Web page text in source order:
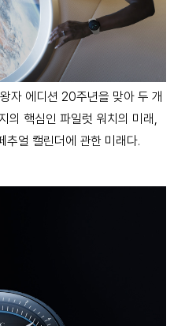
자 에디션 20주년을 맞아 두 개
의 핵심인 파일럿 워치의 미래,
추얼 캘린더에 관한 미래다.